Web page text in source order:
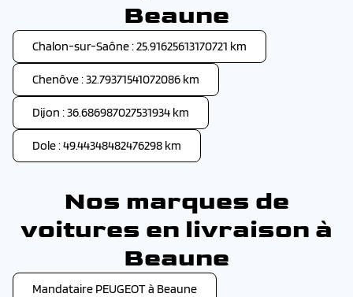
Beaune
Chalon-sur-Saône : 25.91625613170721 km
Chenôve : 32.79371541072086 km
Dijon : 36.686987027531934 km
Dole : 49.44348482476298 km
Nos marques de
voitures en livraison à
Beaune
Mandataire PEUGEOT à Beaune